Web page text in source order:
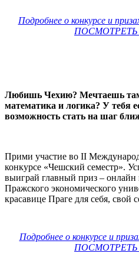
Подробнее о конкурсе и
ПОСМОТРЕТЬ
Любишь Чехию? Мечтаешь там
математика и логика? У тебя
возможность стать на шаг
Прими участие во II
конкурсе «Чешский семестр».
выиграй главный приз – онлайн
Пражского экономического
красавице Праге для себя, свой
Подробнее о конкурсе и
ПОСМОТРЕТЬ